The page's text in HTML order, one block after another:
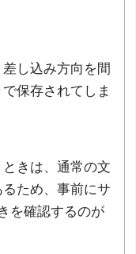
し込み方向を間
保存されてしま
きは、通常の文
ため、事前にサ
を確認するのが